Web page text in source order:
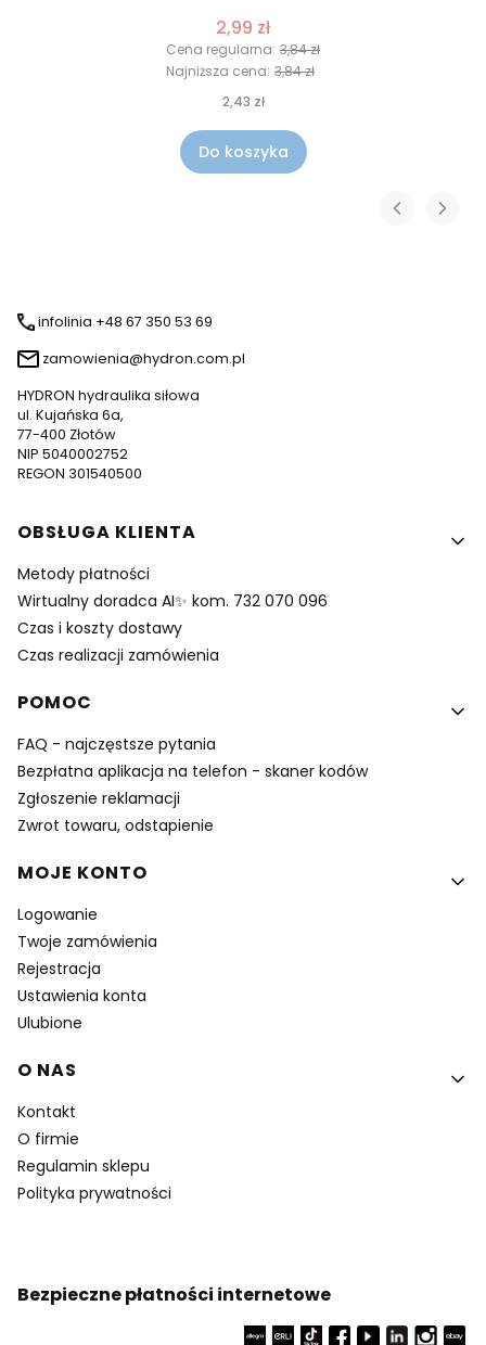
2,99 zł
Cena regularna: 3,84 zł
Najniższa cena: 3,84 zł
2,43 zł
Do koszyka
infolinia +48 67 350 53 69
zamowienia@hydron.com.pl
HYDRON hydraulika siłowa
ul. Kujańska 6a,
77-400 Złotów
NIP 5040002752
REGON 301540500
Linki w stopce
OBSŁUGA KLIENTA
Metody płatności
Wirtualny doradca AI✨ kom. 732 070 096
Czas i koszty dostawy
Czas realizacji zamówienia
POMOC
FAQ - najczęstsze pytania
Bezpłatna aplikacja na telefon - skaner kodów
Zgłoszenie reklamacji
Zwrot towaru, odstapienie
MOJE KONTO
Logowanie
Twoje zamówienia
Rejestracja
Ustawienia konta
Ulubione
O NAS
Kontakt
O firmie
Regulamin sklepu
Polityka prywatności
Bezpieczne płatności internetowe